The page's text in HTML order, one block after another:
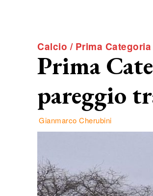
Calcio / Prima Categoria
Prima
pareggio
Gianmarco Cherubini